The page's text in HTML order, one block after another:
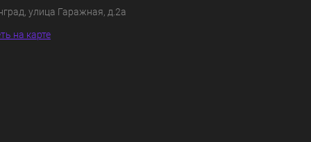
улица Гаражная, д.2а
на карте